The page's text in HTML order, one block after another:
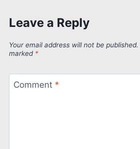
Leave a Reply
Your email address will not be published.
marked *
Comment *